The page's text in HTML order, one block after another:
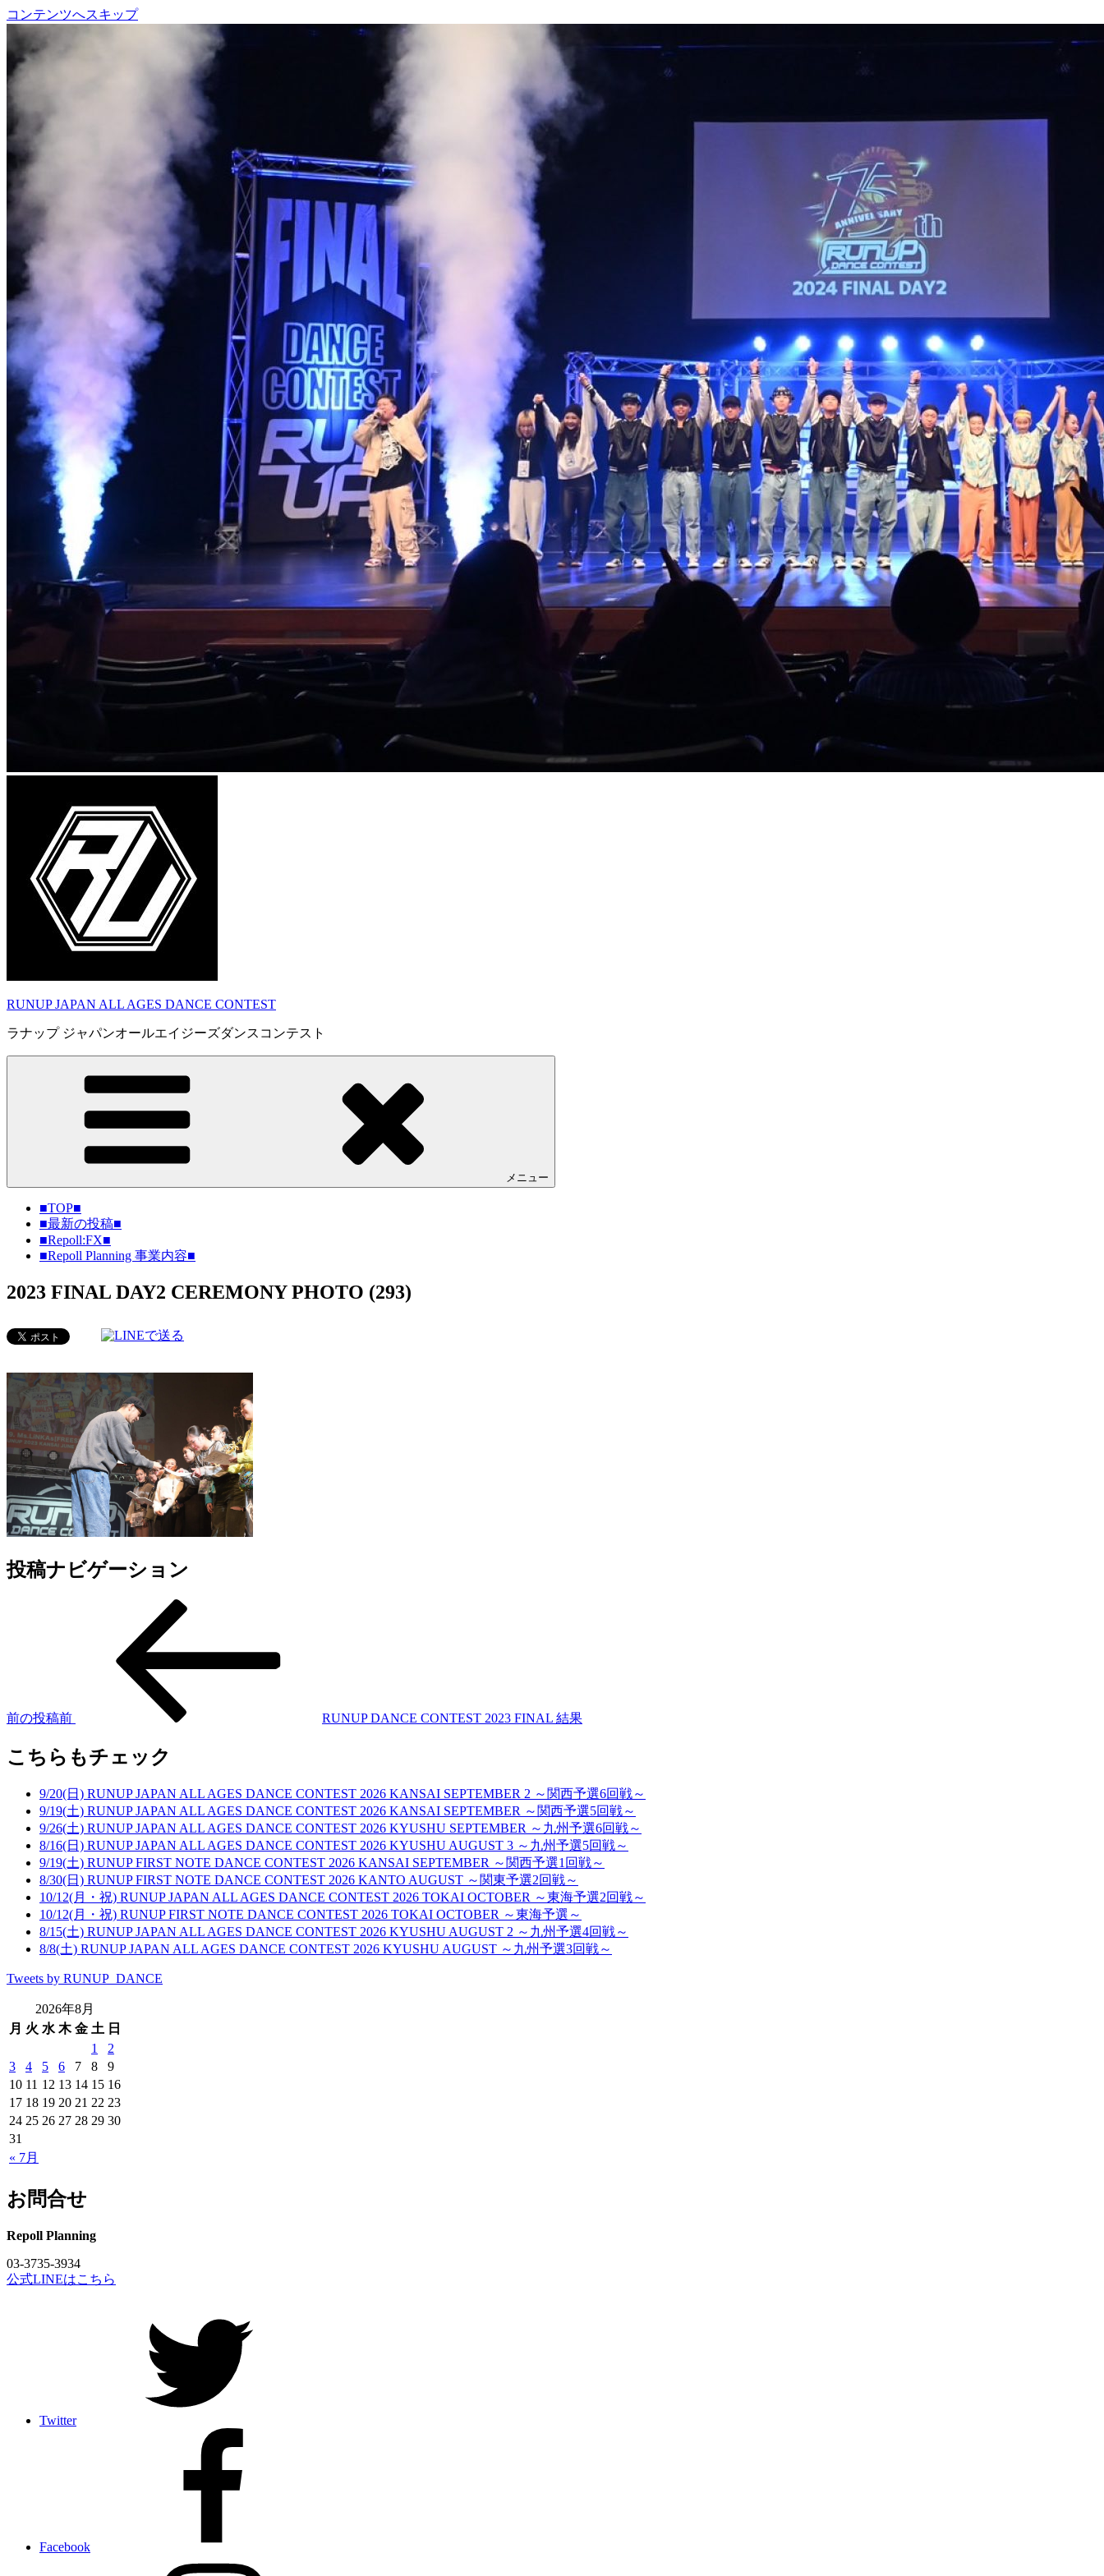
コンテンツへスキップ
RUNUP JAPAN ALL AGES DANCE CONTEST
ラナップ ジャパンオールエイジーズダンスコンテスト
メニュー
■TOP■
■最新の投稿■
■Repoll:FX■
■Repoll Planning 事業内容■
2023 FINAL DAY2 CEREMONY PHOTO (293)
投稿ナビゲーション
前の投稿前 RUNUP DANCE CONTEST 2023 FINAL 結果
こちらもチェック
9/20(日) RUNUP JAPAN ALL AGES DANCE CONTEST 2026 KANSAI SEPTEMBER 2 ～関西予選6回戦～
9/19(土) RUNUP JAPAN ALL AGES DANCE CONTEST 2026 KANSAI SEPTEMBER ～関西予選5回戦～
9/26(土) RUNUP JAPAN ALL AGES DANCE CONTEST 2026 KYUSHU SEPTEMBER ～九州予選6回戦～
8/16(日) RUNUP JAPAN ALL AGES DANCE CONTEST 2026 KYUSHU AUGUST 3 ～九州予選5回戦～
9/19(土) RUNUP FIRST NOTE DANCE CONTEST 2026 KANSAI SEPTEMBER ～関西予選1回戦～
8/30(日) RUNUP FIRST NOTE DANCE CONTEST 2026 KANTO AUGUST ～関東予選2回戦～
10/12(月・祝) RUNUP JAPAN ALL AGES DANCE CONTEST 2026 TOKAI OCTOBER ～東海予選2回戦～
10/12(月・祝) RUNUP FIRST NOTE DANCE CONTEST 2026 TOKAI OCTOBER ～東海予選～
8/15(土) RUNUP JAPAN ALL AGES DANCE CONTEST 2026 KYUSHU AUGUST 2 ～九州予選4回戦～
8/8(土) RUNUP JAPAN ALL AGES DANCE CONTEST 2026 KYUSHU AUGUST ～九州予選3回戦～
Tweets by RUNUP_DANCE
2026年8月
月 火 水 木 金 土 日
« 7月
1
2
3
4 5 6 7 8
9
10 11 12 13 14 15 16
17 18 19 20 21 22 23
24 25 26 27 28 29 30
31
お問合せ
Repoll Planning
03-3735-3934
公式LINEはこちら
Twitter
Facebook